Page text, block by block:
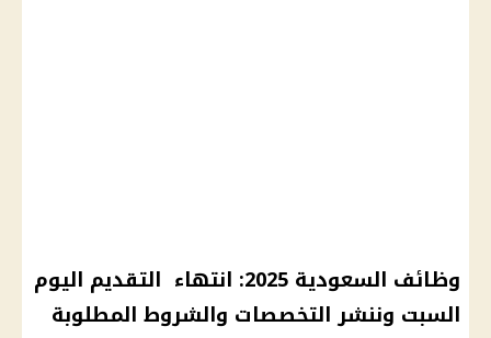
وظائف السعودية 2025: انتهاء التقديم اليوم
السبت وننشر التخصصات والشروط المطلوبة